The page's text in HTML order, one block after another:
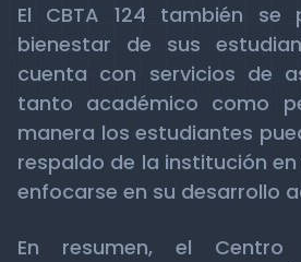
El CBTA 124 también se
bienestar de sus
cuenta con servicios de
tanto académico como
manera los estudiantes
respaldo de la institución
enfocarse en su desarrollo
En resumen, el Centro